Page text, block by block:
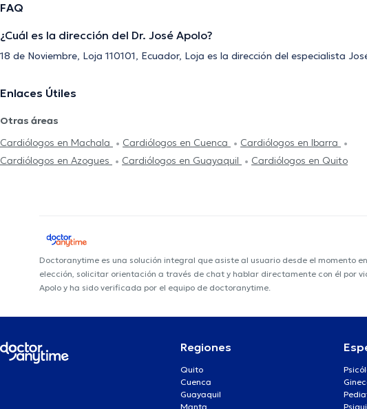
FAQ
¿Cuál es la dirección del Dr. José Apolo?
18 de Noviembre, Loja 110101, Ecuador, Loja es la dirección del especialista
Enlaces Útiles
Otras áreas
Cardiólogos en Machala
Cardiólogos en Cuenca
Cardiólogos en Ibarra
Cardiólogos en Azogues
Cardiólogos en Guayaquil Cardiólogos en Quito
Doctoranytime es una solución integral que asiste al usuario desde el momento
elección, solicitar orientación a través de chat y hablar directamente con él por
Apolo y ha sido verificada por el equipo de doctoranytime.
Regiones
Quito
Cuenca
Guayaquil
Manta